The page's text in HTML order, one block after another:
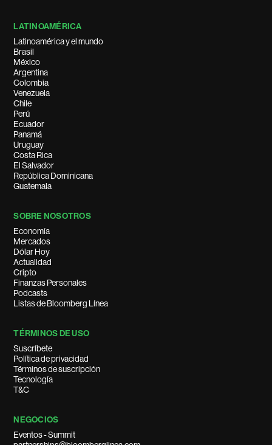
LATINOAMÉRICA
Latinoamérica y el mundo
Brasil
México
Argentina
Colombia
Venezuela
Chile
Perú
Ecuador
Panamá
Uruguay
Costa Rica
El Salvador
República Dominicana
Guatemala
SOBRE NOSOTROS
Economía
Mercados
Dólar Hoy
Actualidad
Cripto
Finanzas Personales
Podcasts
Listas de Bloomberg Línea
TÉRMINOS DE USO
Suscríbete
Política de privacidad
Términos de suscripción
Tecnología
T&C
NEGOCIOS
Eventos - Summit